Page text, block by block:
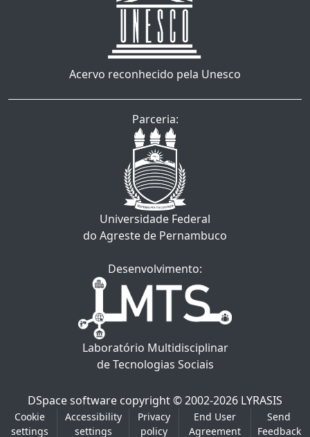
Acervo reconhecido pela Unesco
Parceria:
Universidade Federal
do Agreste de Pernambuco
Desenvolvimento:
Laboratório Multidisciplinar
de Tecnologias Sociais
DSpace software copyright © 2002-2026 LYRASIS
Cookie
settings
Accessibility
settings
Privacy
policy
End User
Agreement
Send
Feedback